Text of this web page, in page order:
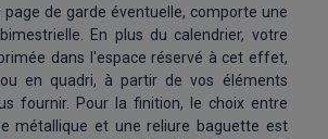
de garde éventuelle, comporte une
En plus du calendrier, votre
dans l'espace réservé à cet effet,
en quadri, à partir de vos éléments
fournir. Pour la finition, le choix entre
métallique et une reliure baguette est